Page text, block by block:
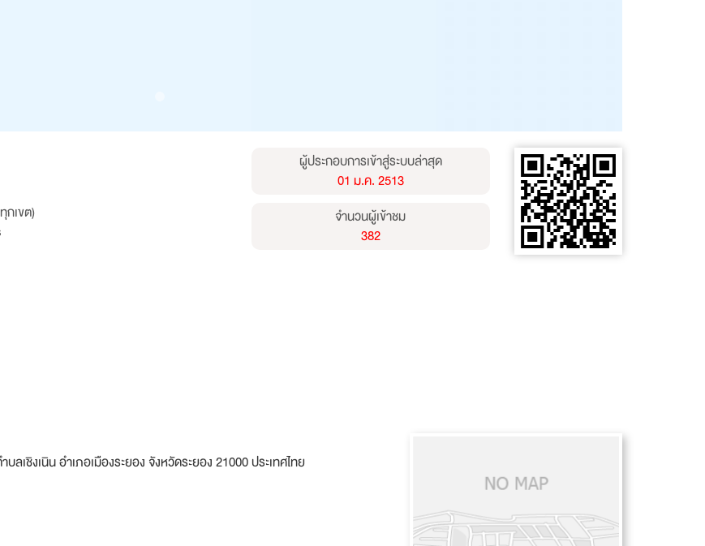
กเขต)
ผู้ประกอบการเข้าสู่ระบบล่าสุด
01 ม.ค. 2513
จำนวนผู้เข้าชม
382
เชิงเนิน อำเภอเมืองระยอง จังหวัดระยอง 21000 ประเทศไทย